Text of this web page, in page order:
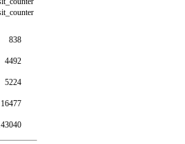
838
4492
5224
16477